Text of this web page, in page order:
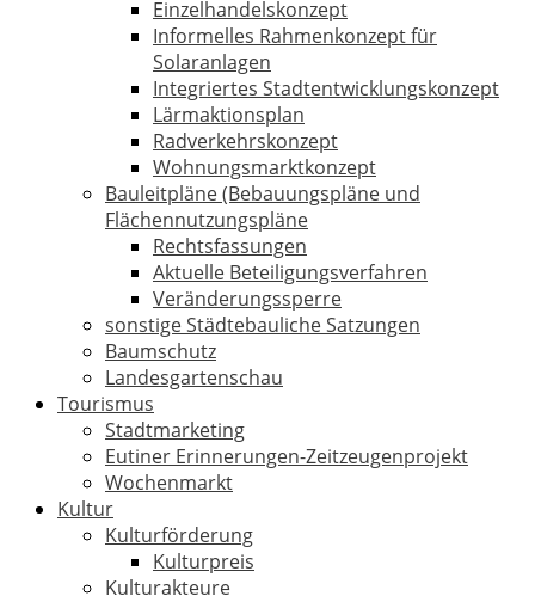
Einzelhandelskonzept
Informelles Rahmenkonzept für
Solaranlagen
Integriertes Stadtentwicklungskonzept
Lärmaktionsplan
Radverkehrskonzept
Wohnungsmarktkonzept
Bauleitpläne (Bebauungspläne und
Flächennutzungspläne
Rechtsfassungen
Aktuelle Beteiligungsverfahren
Veränderungssperre
sonstige Städtebauliche Satzungen
Baumschutz
Landesgartenschau
Tourismus
Stadtmarketing
Eutiner Erinnerungen-Zeitzeugenprojekt
Wochenmarkt
Kultur
Kulturförderung
Kulturpreis
Kulturakteure